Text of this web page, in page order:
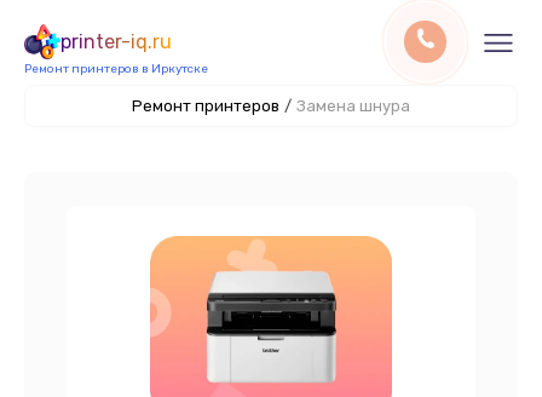
printer-iq.ru
Ремонт принтеров в Иркутске
Ремонт принтеров / Замена шнура